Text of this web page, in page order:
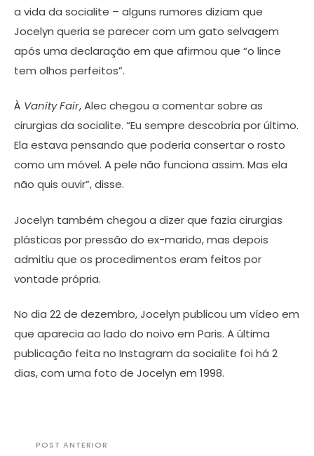
a vida da socialite – alguns rumores diziam que
Jocelyn queria se parecer com um gato selvagem
após uma declaração em que afirmou que “o lince
tem olhos perfeitos”.
À Vanity Fair, Alec chegou a comentar sobre as
cirurgias da socialite. “Eu sempre descobria por último.
Ela estava pensando que poderia consertar o rosto
como um móvel. A pele não funciona assim. Mas ela
não quis ouvir”, disse.
Jocelyn também chegou a dizer que fazia cirurgias
plásticas por pressão do ex-marido, mas depois
admitiu que os procedimentos eram feitos por
vontade própria.
No dia 22 de dezembro, Jocelyn publicou um vídeo em
que aparecia ao lado do noivo em Paris. A última
publicação feita no Instagram da socialite foi há 2
dias, com uma foto de Jocelyn em 1998.
POST ANTERIOR